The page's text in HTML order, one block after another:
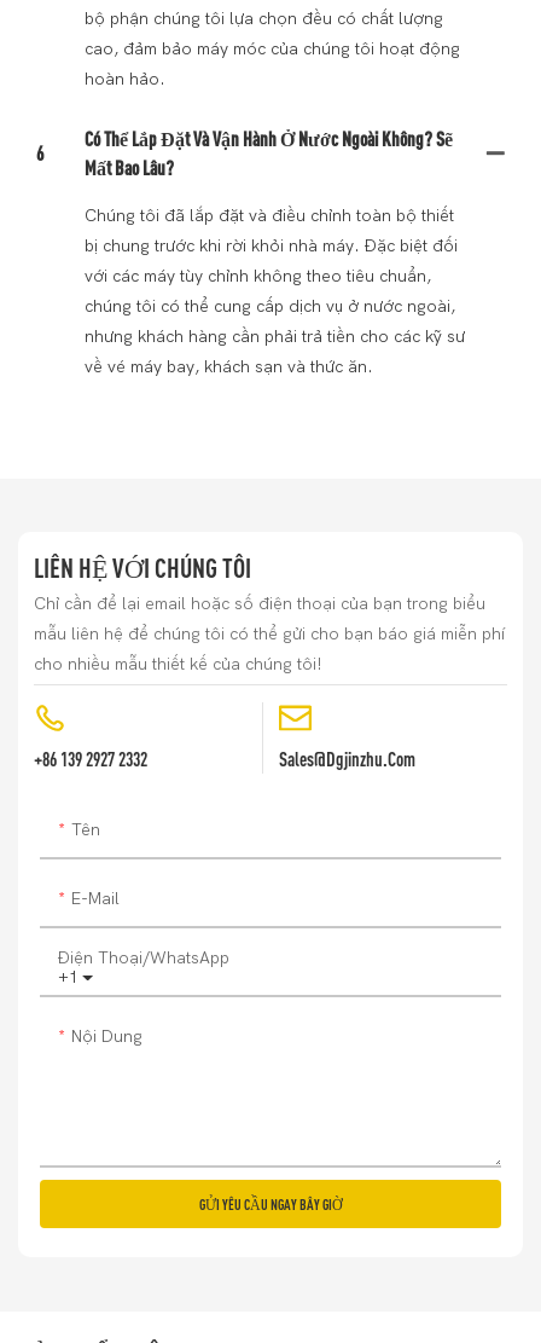
bộ phận chúng tôi lựa chọn đều có chất lượng
cao, đảm bảo máy móc của chúng tôi hoạt động
hoàn hảo.
6
Có Thể Lắp Đặt Và Vận Hành Ở Nước Ngoài Không? Sẽ
Mất Bao Lâu?
Chúng tôi đã lắp đặt và điều chỉnh toàn bộ thiết
bị chung trước khi rời khỏi nhà máy. Đặc biệt đối
với các máy tùy chỉnh không theo tiêu chuẩn,
chúng tôi có thể cung cấp dịch vụ ở nước ngoài,
nhưng khách hàng cần phải trả tiền cho các kỹ sư
về vé máy bay, khách sạn và thức ăn.
LIÊN HỆ VỚI CHÚNG TÔI
Chỉ cần để lại email hoặc số điện thoại của bạn trong biểu
mẫu liên hệ để chúng tôi có thể gửi cho bạn báo giá miễn phí
cho nhiều mẫu thiết kế của chúng tôi!
+86 139 2927 2332 Sales@dgjinzhu.com
Tên
E-Mail
+1
Điện Thoại/whatsApp
Nội Dung
GỬI YÊU CẦU NGAY BÂY GIỜ